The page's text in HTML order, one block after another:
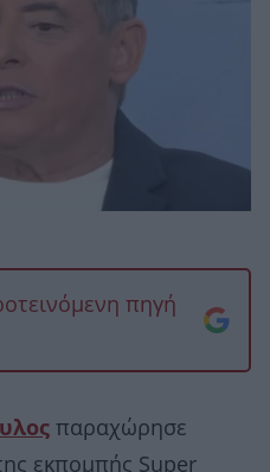
πηγή
παραχώρησε
εκπομπής Super